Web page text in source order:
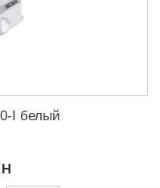
I белый